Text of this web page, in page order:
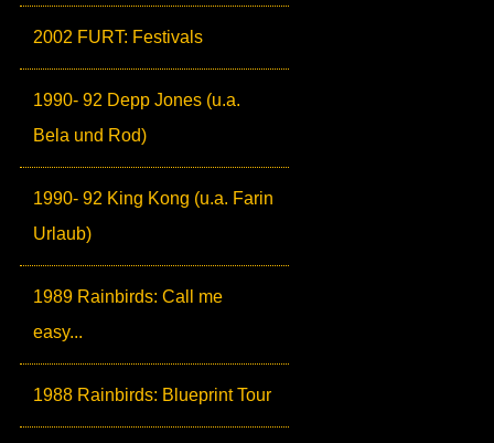
2002 FURT: Festivals
1990- 92 Depp Jones (u.a.
Bela und Rod)
1990- 92 King Kong (u.a. Farin
Urlaub)
1989 Rainbirds: Call me
easy...
1988 Rainbirds: Blueprint Tour